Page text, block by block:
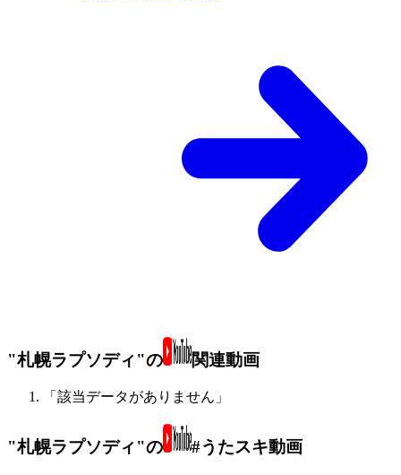
"札幌ラプソディ"の 関連動画
「該当データがありません」
"札幌ラプソディ"の #うたスキ動画